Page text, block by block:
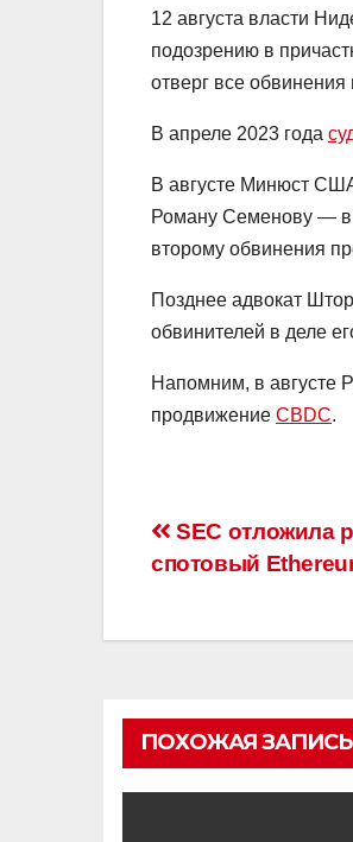
12 августа власти
подозрению в
отверг все обвинения
В апреле 2023 года
В августе Минюст
Роману Семенову — в
второму обвинения
Позднее адвокат
обвинителей в деле
Напомним, в августе
продвижение CBDC.
записям
SEC отложила
спотовый
ПОХОЖАЯ ЗАПИСЬ